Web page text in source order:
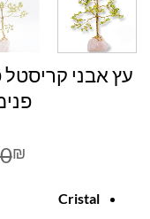
עץ אבני
₪
Cristal